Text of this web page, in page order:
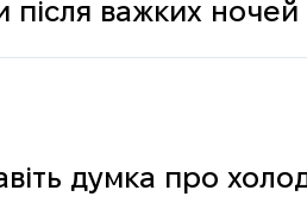
після важких ночей
думка про